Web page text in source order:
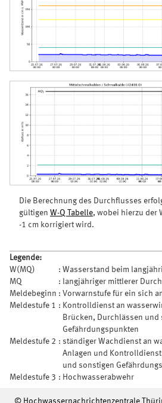
Die Berechnung des Durchflusses
gültigen W-Q Tabelle, wobei hierzu der
-1 cm korrigiert wird.
Legende:
W(MQ)
: Wasserstand beim
MQ
: langjähriger mittlerer
Meldebeginn : Vorwarnstufe für ein sich
Meldestufe 1 : Kontrolldienst an
Brücken, Durchlässen und
Gefährdungspunkten
Meldestufe 2 : ständiger Wachdienst an
Anlagen und
und sonstigen
Meldestufe 3 : Hochwasserabwehr
© Hochwassernachrichtenzentrale